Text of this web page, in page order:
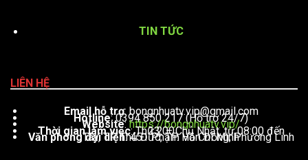
TIN TỨC
LIÊN HỆ
Email hỗ trợ:bongnhuatv.vip@gmail.com
Hotline: 0394 850 217 (Hỗ trợ 24/7)
Website:https://bongnhuatv.vip/
Thời gian làm việc : Thứ 2 – Chủ Nhật, từ 08:00 đến 23:00
Văn phòng đại diện: 451 Phạm Văn Đồng, Phường Linh Tây, TP. Thủ Đức, TP. Hồ Chí Minh